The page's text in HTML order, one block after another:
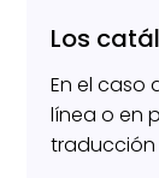
Los
En el caso
línea o en
traducción